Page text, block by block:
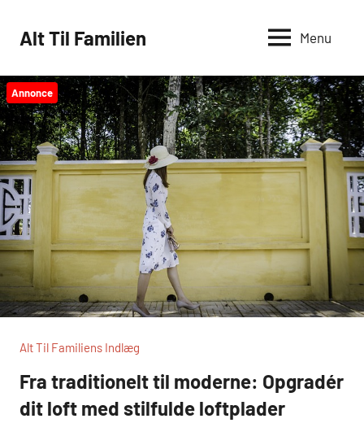
Alt Til Familien Menu
Annonce
Alt Til Familiens Indlæg
Fra traditionelt til moderne: Opgradér
dit loft med stilfulde loftplader